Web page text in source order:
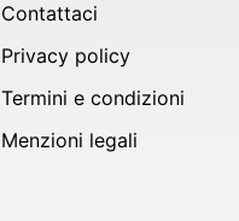
Contattaci
Privacy policy
Termini e condizioni
Menzioni legali